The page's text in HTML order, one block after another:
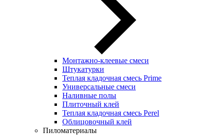
Монтажно-клеевые смеси
Штукатурки
Теплая кладочная смесь Prime
Универсальные смеси
Наливные полы
Плиточный клей
Теплая кладочная смесь Perel
Облицовочный клей
Пиломатериалы